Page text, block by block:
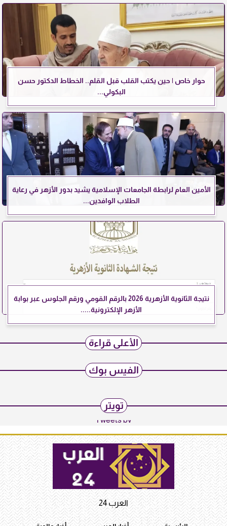
حوار خاص | حين يكتب القلب قبل القلم.. الخطاط الدكتور حسن
البكولي...
الأمين العام لرابطة الجامعات الإسلامية يشيد بدور الأزهر في رعاية
الطلاب الوافدين...
نتيجة الثانوية الأزهرية 2026 بالرقم القومي ورقم الجلوس عبر بوابة
الأزهر الإلكترونية.....
الأعلى قراءة
الفيس بوك
تويتر
Tweets by
العرب 24